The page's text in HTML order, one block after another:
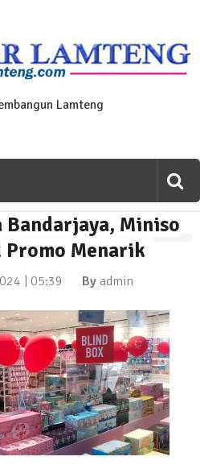
Lamteng
Gelar Upacara
Hari Pahlawan, Teladani
Pengorbanan untuk Bangsa
Dusun III Geruduk
Pujobasuki, Tuntut
Mundur
2025 | 15:40
Miniso
Promo Menarik
| 05:39 By admin